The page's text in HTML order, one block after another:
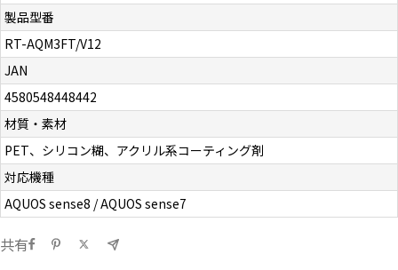
製品型番
RT-AQM3FT/V12
JAN
4580548448442
材質・素材
PET、シリコン糊、アクリル系コーティング剤
対応機種
AQUOS sense8 / AQUOS sense7
共有